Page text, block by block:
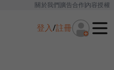
關於我們廣告合作內容授權
登入/註冊